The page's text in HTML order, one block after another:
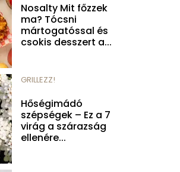
Nosalty Mit főzzek
ma? Tócsni
mártogatóssal és
csokis desszert a...
GRILLEZZ!
Hőségimádó
szépségek – Ez a 7
virág a szárazság
ellenére...